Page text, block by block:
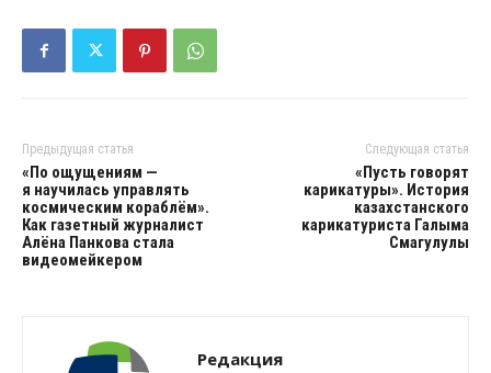
Предыдущая статья
«По ощущениям —
я научилась управлять
космическим кораблём».
Как газетный журналист
Алёна Панкова стала
видеомейкером
Следующая статья
«Пусть говорят
карикатуры». История
казахстанского
карикатуриста Галыма
Смагулулы
Редакция